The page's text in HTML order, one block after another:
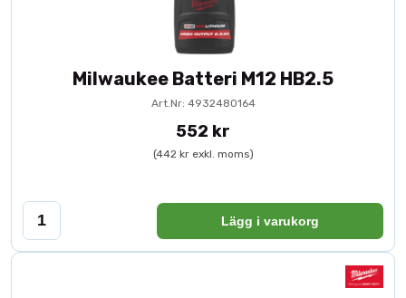
Milwaukee Batteri M12 HB2.5
Art.Nr: 4932480164
552 kr
(442 kr exkl. moms)
Lägg i varukorg